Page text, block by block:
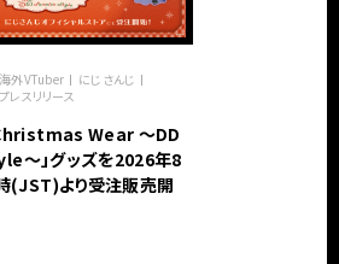
海外VTuber
にじさんじ
プレスリリース
Christmas Wear 〜DD
〜」グッズを2026年8
(JST)より受注販売開